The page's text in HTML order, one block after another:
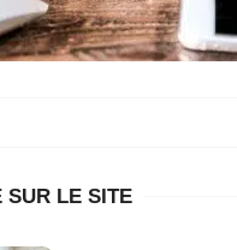
SUR LE SITE